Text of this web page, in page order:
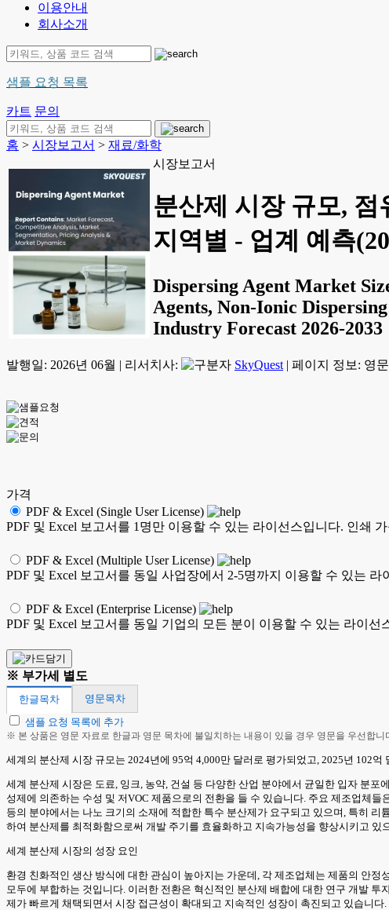
이용안내
회사소개
샘플 요청 목록
카트 문의
홈 > 시장보고서 > 재료/화학
시장보고서
분산제 시장 규모, 점
지역별 - 업계 예측
Dispersing Agent Market
Agents, Non-Ionic
Industry Forecast 2026-2033
발행일: 2026년 06월 | 리서치사: SkyQuest | 페이지 정보: 영문
가격
PDF & Excel (Single User License)
PDF 및 Excel 보고서를 1명만 이용할 수 있는 라이선스입니다. 인쇄
PDF & Excel (Multiple User License)
PDF 및 Excel 보고서를 동일 사업장에서 2-5명까지 이용할 수 있는
PDF & Excel (Enterprise License)
PDF 및 Excel 보고서를 동일 기업의 모든 분이 이용할 수 있는 라이
※ 부가세 별도
한글목차
영문목차
샘플 요청 목록에 추가
※ 본 상품은 영문 자료로 한글과 영문 목차에 불일치하는 내용이 있을 경우 영문을 우선합
세계의 분산제 시장 규모는 2024년에 95억 4,000만 달러로 평가되었고, 2025년 102
세계 분산제 시장은 도료, 잉크, 농약, 건설 등 다양한 산업 분야에서 균일한 입자 분
성제에 의존하는 수성 및 저VOC 제품으로의 전환을 들 수 있습니다. 주요 제조업체
등의 분야에서는 나노 크기의 소재에 적합한 특수 분산제가 요구되고 있으며, 특히
하여 분산제를 최적화함으로써 개발 주기를 효율화하고 지속가능성을 향상시키고
세계 분산제 시장의 성장 요인
환경 친화적인 생산 방식에 대한 관심이 높아지는 가운데, 각 제조업체는 제품의 안
모두에 부합하는 것입니다. 이러한 전환은 혁신적인 분산제 배합에 대한 연구 개발
제가 빠르게 채택되면서 시장 접근성이 확대되고 지속적인 성장이 촉진되고 있습니